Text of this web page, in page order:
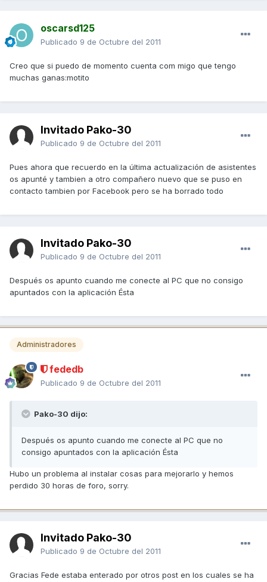
oscarsd125
Publicado 9 de Octubre del 2011
Creo que si puedo de momento cuenta com migo que tengo
muchas ganas:motito
Invitado Pako-30
Publicado 9 de Octubre del 2011
Pues ahora que recuerdo en la última actualización de asistentes
os apunté y tambien a otro compañero nuevo que se puso en
contacto tambien por Facebook pero se ha borrado todo
Invitado Pako-30
Publicado 9 de Octubre del 2011
Después os apunto cuando me conecte al PC que no consigo
apuntados con la aplicación Ésta
Administradores
fededb
Publicado 9 de Octubre del 2011
Pako-30 dijo:
Después os apunto cuando me conecte al PC que no
consigo apuntados con la aplicación Ésta
Hubo un problema al instalar cosas para mejorarlo y hemos
perdido 30 horas de foro, sorry.
Invitado Pako-30
Publicado 9 de Octubre del 2011
Gracias Fede estaba enterado por otros post en los cuales se ha